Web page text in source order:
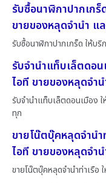
รับซื้อนาฬิกาปากเก
ขายของหลุดจำนำ แ
รับซื้อนาฬิกาปากเกร็ด ให้บ
รับจำนำแท็บเล็ตดอ
ไอที ขายของหลุดจำ
รับจำนำแท็บเล็ตดอนเมือง
ทุก
ขายโน๊ตบุ๊คหลุดจำน
ไอที ขายของหลุดจำ
ขายโน๊ตบุ๊คหลุดจำนำท่าเรือ